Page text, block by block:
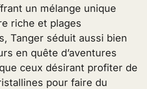
un mélange unique
riche et plages
Tanger séduit aussi bien
en quête d’aventures
ceux désirant profiter de
pour faire du